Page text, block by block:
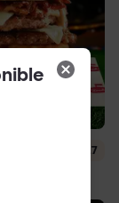
4.7